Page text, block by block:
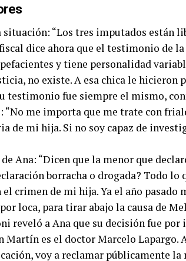
situación: “Los tres imputados están
dice ahora que el testimonio de
y tiene personalidad
no existe. A esa chica le hicieron
testimonio fue siempre el mismo,
“No me importa que me trate con
de mi hija. Si no soy capaz de
Ana: “Dicen que la menor que
borracha o drogada? Todo lo
el crimen de mi hija. Ya el año pasado
loca, para tirar abajo la causa de
reveló a Ana que su decisión fue por
Martín es el doctor Marcelo Lapargo.
voy a reclamar públicamente la